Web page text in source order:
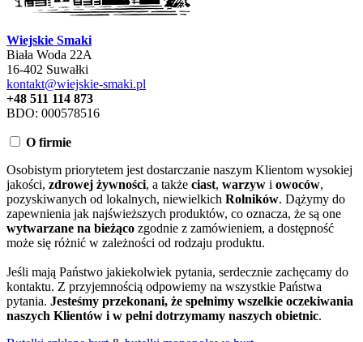
Wiejskie Smaki
Biała Woda 22A
16-402 Suwałki
kontakt@wiejskie-smaki.pl
+48 511 114 873
BDO: 000578516
O firmie
Osobistym priorytetem jest dostarczanie naszym Klientom wysokiej
jakości, zdrowej żywności, a także ciast, warzyw i owoców,
pozyskiwanych od lokalnych, niewielkich Rolników. Dążymy do
zapewnienia jak najświeższych produktów, co oznacza, że są one
wytwarzane na bieżąco zgodnie z zamówieniem, a dostępność
może się różnić w zależności od rodzaju produktu.
Jeśli mają Państwo jakiekolwiek pytania, serdecznie zachęcamy do
kontaktu. Z przyjemnością odpowiemy na wszystkie Państwa
pytania. Jesteśmy przekonani, że spełnimy wszelkie oczekiwania
naszych Klientów i w pełni dotrzymamy naszych obietnic.